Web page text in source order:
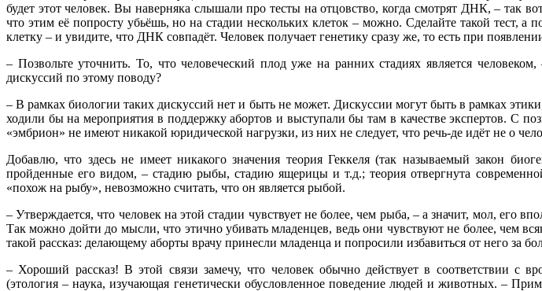
будет этот человек. Вы наверняка слышали про тесты на отцовство, когда смотрят ДНК, – так
что этим её попросту убьёшь, но на стадии нескольких клеток – можно. Сделайте такой тест, а
клетку – и увидите, что ДНК совпадёт. Человек получает генетику сразу же, то есть при
– Позвольте уточнить. То, что человеческий плод уже на ранних стадиях является
дискуссий по этому поводу?
– В рамках биологии таких дискуссий нет и быть не может. Дискуссии могут быть в рамках
ходили бы на мероприятия в поддержку абортов и выступали бы там в качестве экспертов. С
«эмбрион» не имеют никакой юридической нагрузки, из них не следует, что речь-де идёт не о
Добавлю, что здесь не имеет никакого значения теория Геккеля (так называемый закон
пройденные его видом, – стадию рыбы, стадию ящерицы и т.д.; теория отвергнута
«похож на рыбу», невозможно считать, что он является рыбой.
– Утверждается, что человек на этой стадии чувствует не более, чем рыба, – а значит, мол, его
Так можно дойти до мысли, что этично убивать младенцев, ведь они чувствуют не более, чем
такой рассказ: делающему аборты врачу принесли младенца и попросили избавиться от него за
– Хороший рассказ! В этой связи замечу, что человек обычно действует в соответствии
(этология – наука, изучающая генетически обусловленное поведение людей и животных. –